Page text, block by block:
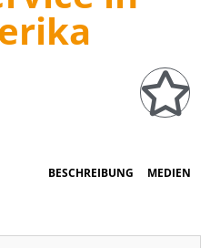
BESCHREIBUNG MEDIEN